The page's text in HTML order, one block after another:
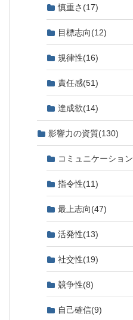
慎重さ (17)
目標志向(12)
規律性(16)
責任感(51)
達成欲(14)
影響力の資質(130)
コミュニケーション
指令性(11)
最上志向(47)
活発性(13)
社交性(19)
競争性(8)
自己確信(9)